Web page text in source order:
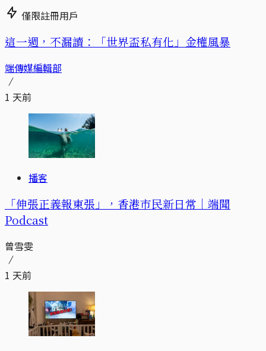
僅限註冊用戶
這一週，不漏讀：「世界盃私有化」金權風暴
端傳媒編輯部
1 天前
播客
「伸張正義報東張」，香港市民新日常｜端聞
Podcast
曾雪雯
1 天前